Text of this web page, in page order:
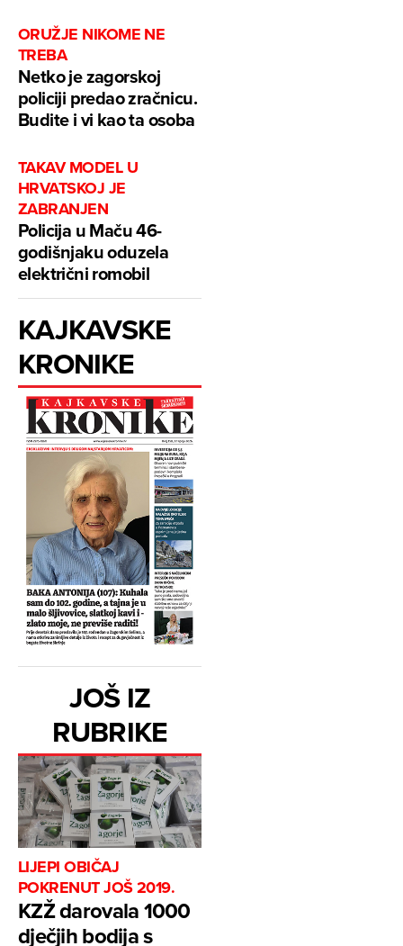
ORUŽJE NIKOME NE
TREBA
Netko je zagorskoj
policiji predao zračnicu.
Budite i vi kao ta osoba
TAKAV MODEL U
HRVATSKOJ JE
ZABRANJEN
Policija u Maču 46-
godišnjaku oduzela
električni romobil
KAJKAVSKE
KRONIKE
JOŠ IZ
RUBRIKE
LIJEPI OBIČAJ
POKRENUT JOŠ 2019.
KZŽ darovala 1000
dječjih bodija s